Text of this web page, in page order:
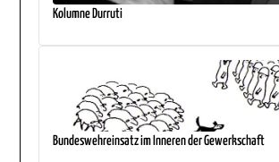
Kolumne Durruti
Bundeswehreinsatz im Inneren der Gewerkschaft